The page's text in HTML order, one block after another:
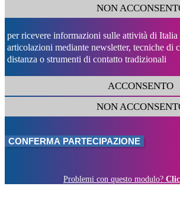
NON
per ricevere informazioni sulle attività di Italia
articolazioni mediante newsletter, tecniche di
distanza o strumenti di contatto tradizionali
ACCONSENTO
NON
Problemi con questo modulo?